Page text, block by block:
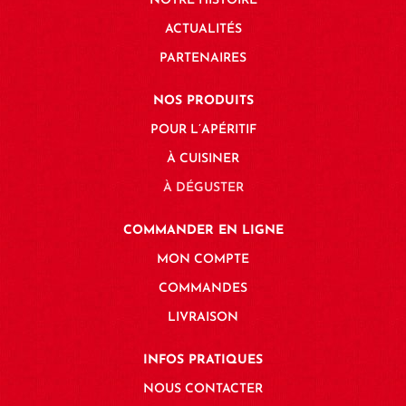
ACTUALITÉS
PARTENAIRES
NOS PRODUITS
POUR L’APÉRITIF
À CUISINER
À DÉGUSTER
COMMANDER EN LIGNE
MON COMPTE
COMMANDES
LIVRAISON
INFOS PRATIQUES
NOUS CONTACTER